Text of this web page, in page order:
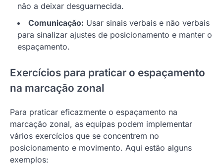
não a deixar desguarnecida.
Comunicação: Usar sinais verbais e não verbais
para sinalizar ajustes de posicionamento e manter o
espaçamento.
Exercícios para praticar o espaçamento
na marcação zonal
Para praticar eficazmente o espaçamento na
marcação zonal, as equipas podem implementar
vários exercícios que se concentrem no
posicionamento e movimento. Aqui estão alguns
exemplos: